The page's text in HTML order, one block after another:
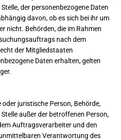
der personenbezogene Daten
davon, ob es sich bei ihr um
nicht. Behörden, die im Rahmen
nach dem
der Mitgliedstaaten
Daten erhalten, gelten
juristische Person, Behörde,
außer der betroffenen Person,
Auftragsverarbeiter und den
Verantwortung des